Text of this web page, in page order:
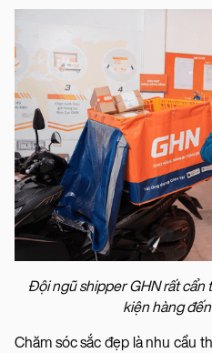
Đội ngũ shipper GHN rất cẩn
kiện hàng
Chăm sóc sắc đẹp là nhu cầu